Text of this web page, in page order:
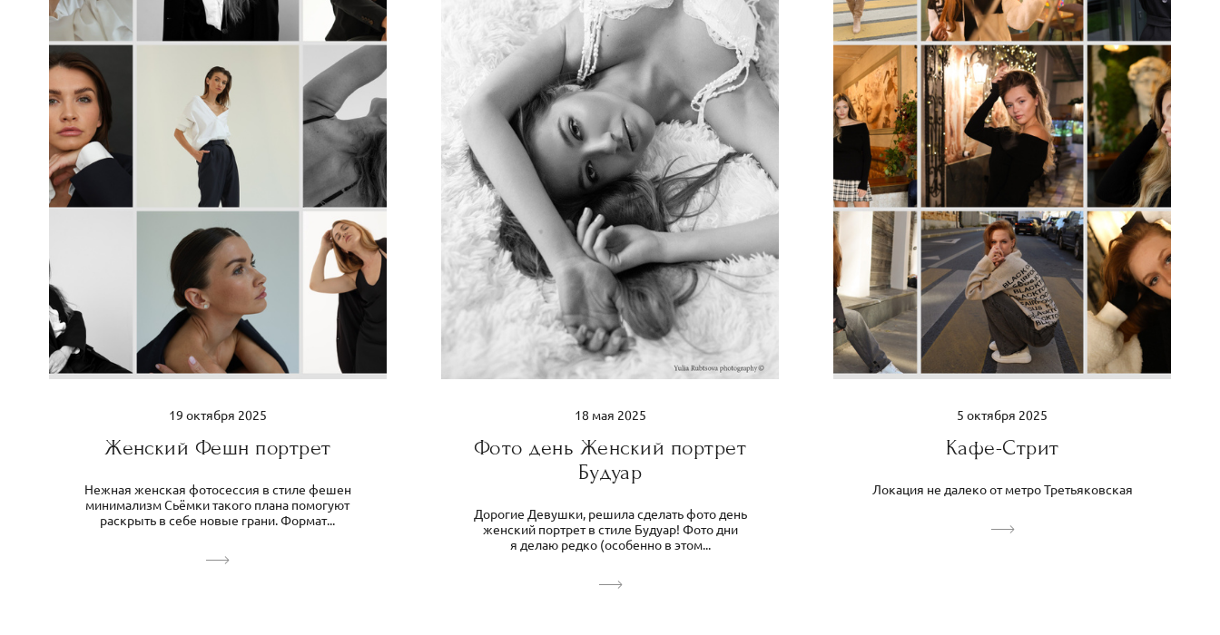
19 октября 2025
Женский Фешн портрет
Нежная женская фотосессия в стиле фешен
минимализм Сьёмки такого плана помогуют
раскрыть в себе новые грани. Формат...
18 мая 2025
Фото день Женский портрет
Будуар
Дорогие Девушки, решила сделать фото день
женский портрет в стиле Будуар! Фото дни
я делаю редко (особенно в этом...
5 октября 2025
Кафе-Стрит
Локация не далеко от метро Третьяковская